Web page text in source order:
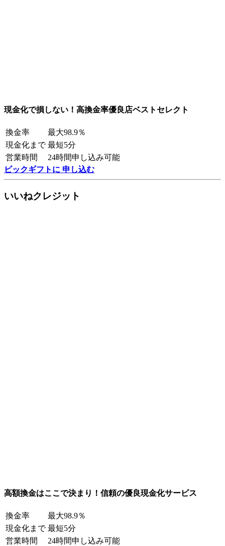
現金化で損しない！高換金率優良店ベストセレクト
換金率
最大98.9％
現金化まで 最短5分
営業時間
24時間申し込み可能
ビックギフトに 申し込む
いいねクレジット
高額換金はここで決まり！信頼の優良現金化サービス
換金率
最大98.9％
現金化まで 最短5分
営業時間
24時間申し込み可能